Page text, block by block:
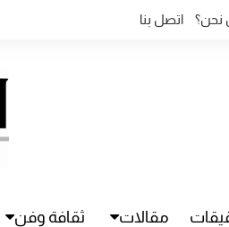
نحن؟ اتصل بنا
مقالات ثقافة وفن